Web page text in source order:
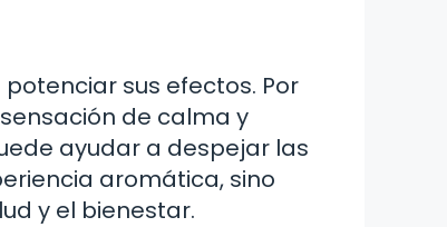
sus efectos. Por
de calma y
ayudar a despejar las
aromática, sino
y el bienestar.